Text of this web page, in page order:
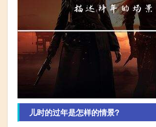
儿时的过年是怎样的情景?